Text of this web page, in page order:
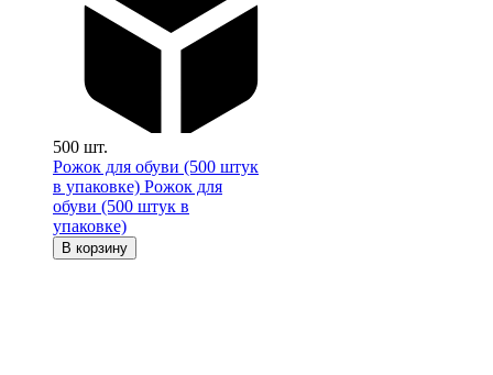
500 шт.
Рожок для обуви (500 штук
в упаковке) Рожок для
обуви (500 штук в
упаковке)
В корзину